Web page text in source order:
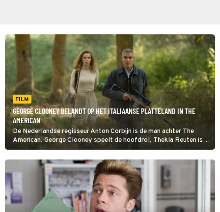
FILM
GEORGE CLOONEY BELANDT OP HET ITALIAANSE PLATTELAND IN THE
AMERICAN
De Nederlandse regisseur Anton Corbijn is de man achter The
American. George Clooney speelt de hoofdrol, Thekla Reuten is
zijn tegenspeelster.